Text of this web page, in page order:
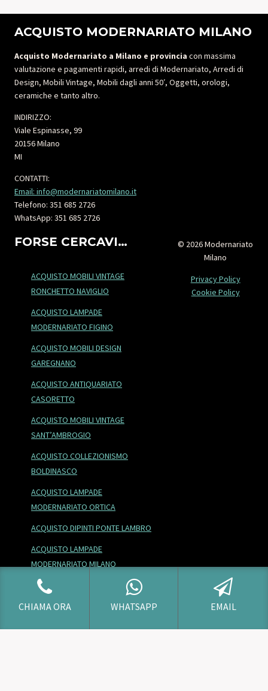
ACQUISTO MODERNARIATO MILANO
Acquisto Modernariato a Milano e provincia con massima
valutazione e pagamenti rapidi, arredi di Modernariato, Arredi di
Design, Mobili Vintage, Mobili dagli anni 50′, Oggetti, orologi,
ceramiche e tanto altro.
INDIRIZZO:
Viale Espinasse, 99
20156 Milano
MI
CONTATTI:
Email: info@modernariatomilano.it
Telefono: 351 685 2726
WhatsApp: 351 685 2726
FORSE CERCAVI…
ACQUISTO MOBILI VINTAGE
RONCHETTO NAVIGLIO
ACQUISTO LAMPADE
MODERNARIATO FIGINO
ACQUISTO MOBILI DESIGN
GAREGNANO
ACQUISTO ANTIQUARIATO
CASORETTO
ACQUISTO MOBILI VINTAGE
SANT’AMBROGIO
ACQUISTO COLLEZIONISMO
BOLDINASCO
ACQUISTO LAMPADE
MODERNARIATO ORTICA
ACQUISTO DIPINTI PONTE LAMBRO
ACQUISTO LAMPADE
MODERNARIATO MILANO
ACQUISTO ANTIQUARIATO
© 2026 Modernariato
Milano
Privacy Policy
Cookie Policy
CHIAMA ORA WHATSAPP EMAIL